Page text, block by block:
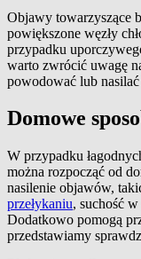
Objawy towarzyszące
powiększone węzły
przypadku
warto zwrócić uwagę
powodować lub
Domowe
W przypadku
można rozpocząć od
nasilenie objawów,
przełykaniu, suchość
Dodatkowo pomogą
przedstawiamy